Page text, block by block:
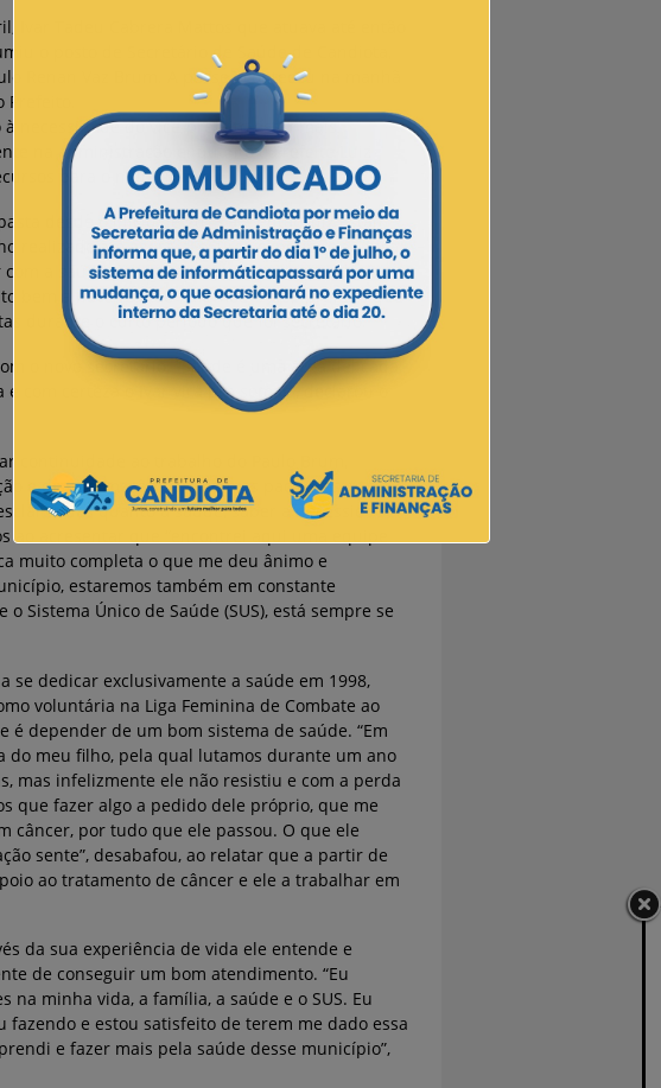
Ivar Tadeu Cabrera Mattos que atuava até então
o posto de Secretário de Saúde de Candiota,
Renan Vaz Brum. A posse aconteceu na manhã
necessidade do vice-prefeito estar mais
na administração enquanto o Prefeito Luiz
para o município.
desde o início de 2013 até então, diz estar
realizado até agora. “Foi uma experiência única
a saúde dos nossos candiotenses, tenho a
bem a nova função”, afirmou o vice-prefeito que
durante o curto período que foi secretário.
o novo secretário. “Saúde é uma área delicada,
com certeza o Ivar virá pra somar”, declarou o
continuidade ao trabalho do Paulo Brum,
e de informação para com os pacientes. “As
quanto a saúde, saber a necessidade
ao acresentar que “encontrei aqui uma equipe
muito completa o que me deu ânimo e
estaremos também em constante
Sistema Único de Saúde (SUS), está sempre se
se dedicar exclusivamente a saúde em 1998,
voluntária na Liga Feminina de Combate ao
é depender de um bom sistema de saúde. “Em
do meu filho, pela qual lutamos durante um ano
mas infelizmente ele não resistiu e com a perda
que fazer algo a pedido dele próprio, que me
câncer, por tudo que ele passou. O que ele
sente”, desabafou, ao relatar que a partir de
ao tratamento de câncer e ele a trabalhar em
da sua experiência de vida ele entende e
de conseguir um bom atendimento. “Eu
na minha vida, a família, a saúde e o SUS. Eu
fazendo e estou satisfeito de terem me dado essa
e fazer mais pela saúde desse município”,